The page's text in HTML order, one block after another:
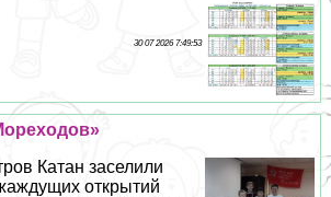
30 07 2026 7:49:53
Катан заселили
открытий